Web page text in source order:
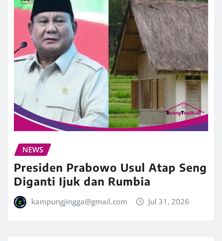
NEWS
Presiden Prabowo Usul Atap Seng
Diganti Ijuk dan Rumbia
kampungjingga@gmail.com Jul 31, 2026